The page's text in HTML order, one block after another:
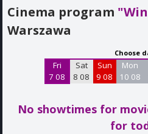
Cinema program
Warszawa
Choose
Fri
7 08
Sat
8 08
Sun
9 08
Mon
10 08
No showtimes for
for